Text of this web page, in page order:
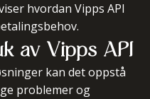
hvordan Vipps API
av Vipps API
kan det oppstå
problemer og